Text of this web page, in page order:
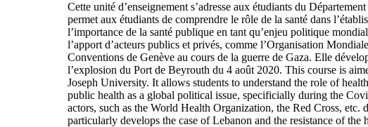
Cette unité d’enseignement s’adresse aux étudiants du
permet aux étudiants de comprendre le rôle de la santé dans
l’importance de la santé publique en tant qu’enjeu politique
l’apport d’acteurs publics et privés, comme l’Organisation
Conventions de Genève au cours de la guerre de Gaza. Elle
l’explosion du Port de Beyrouth du 4 août 2020. This course is
Joseph University. It allows students to understand the role of
public health as a global political issue, specificially during the
actors, such as the World Health Organization, the Red Cross,
particularly develops the case of Lebanon and the resistance of